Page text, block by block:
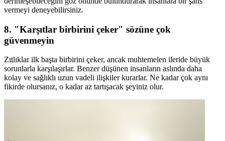
vermeyi deneyebilirsiniz.
8. "Karşıtlar birbirini çeker" sözüne çok
güvenmeyin
Zıtlıklar ilk başta birbirini çeker, ancak muhtemelen ileride büyük
sorunlarla karşılaşırlar. Benzer düşünen insanların aslında daha
kolay ve sağlıklı uzun vadeli ilişkiler kurarlar. Ne kadar çok aynı
fikirde olursanız, o kadar az tartışacak şeyiniz olur.